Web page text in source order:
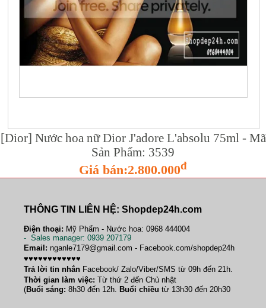
[Dior] Nước hoa nữ Dior J'adore L'absolu 75ml - Mã
Sản Phẩm: 3539
Giá bán:2.800.000đ
THÔNG TIN LIÊN HỆ: Shopdep24h.com
Điện thoại: Mỹ Phẩm - Nước hoa: 0968 444004
- Sales manager: 0939 207179
Email: nganle7179@gmail.com - Facebook.com/shopdep24h
♥♥♥♥♥♥♥♥♥♥♥♥
Trả lời tin nhắn Facebook/ Zalo/Viber/SMS từ 09h đến 21h.
Thời gian làm việc: Từ thứ 2 đến Chủ nhật
(Buổi sáng: 8h30 đến 12h. Buổi chiều từ 13h30 đến 20h30